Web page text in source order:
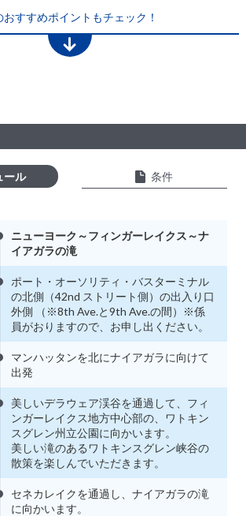
おすすめポイントもチェック！
ール 条件
ニューヨーク～フィンガーレイクス～ナ
イアガラの滝
ポート・オーソリティ・バスターミナル
の北側（42nd ストリート側）の出入り口
外側 （※8th Ave.と9th Ave.の間）※係
員がおりますので、お申し出ください。
マンハッタンを北にナイアガラに向けて
出発
美しいデラウェア渓谷を通過して、フィ
ンガーレイクス地方中心部の、ワトキン
スグレン州立公園に向かいます。
美しい滝のあるワトキンスグレン峡谷の
散策を楽しんでいただきます。
セネカレイクを通過し、ナイアガラの滝
に向かいます。